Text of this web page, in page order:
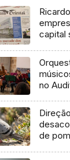
capital
no
de